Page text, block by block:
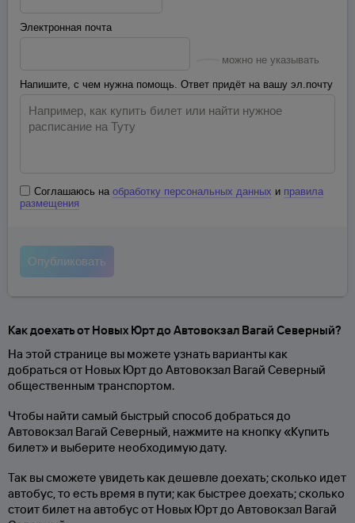
Электронная почта
можно не указывать
Напишите, с чем нужна помощь. Ответ придёт на вашу эл.почту
Соглашаюсь на обработку персональных данных и правила
размещения
Как доехать от Новых Юрт до Автовокзал Вагай Северный?
На этой странице вы можете узнать варианты как
добраться от Новых Юрт до Автовокзал Вагай Северный
общественным транспортом.
Чтобы найти самый быстрый способ добраться до
Автовокзал Вагай Северный, нажмите на кнопку «Купить
билет» и выберите необходимую дату.
Так вы сможете увидеть как дешевле доехать; сколько идет
автобус, то есть время в пути; как быстрее доехать; сколько
стоит билет на автобус от Новых Юрт до Автовокзал Вагай